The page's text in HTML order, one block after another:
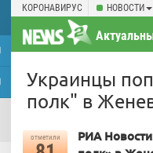
КОРОНАВИРУС НОВОСТИ
Украинцы
полк" в
отметили
РИА